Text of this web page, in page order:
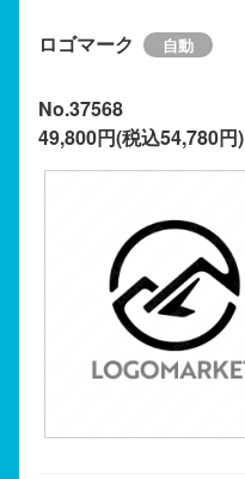
ロゴマーク
No.37568
49,800円(税込54,780円)